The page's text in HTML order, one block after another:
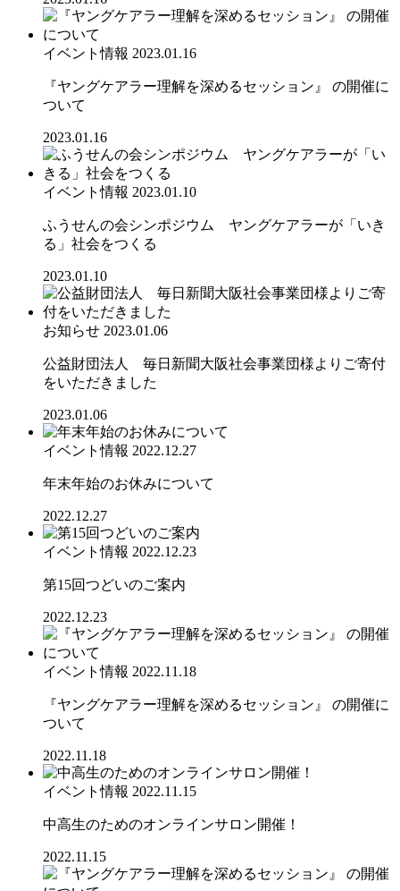
イベント情報 2023.01.16
『ヤングケアラー理解を深めるセッション』 の開催に
ついて
2023.01.16
イベント情報 2023.01.10
ふうせんの会シンポジウム ヤングケアラーが「いき
る」社会をつくる
2023.01.10
お知らせ 2023.01.06
公益財団法人 毎日新聞大阪社会事業団様よりご寄付
をいただきました
2023.01.06
イベント情報 2022.12.27
年末年始のお休みについて
2022.12.27
イベント情報 2022.12.23
第15回つどいのご案内
2022.12.23
イベント情報 2022.11.18
『ヤングケアラー理解を深めるセッション』 の開催に
ついて
2022.11.18
イベント情報 2022.11.15
中高生のためのオンラインサロン開催！
2022.11.15